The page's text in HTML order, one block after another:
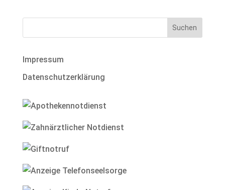
Impressum
Datenschutzerklärung